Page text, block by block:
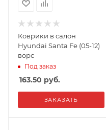
Коврики в салон
Hyundai Santa Fe (05-12)
ворс
Под заказ
163.50 руб.
ЗАКАЗАТЬ